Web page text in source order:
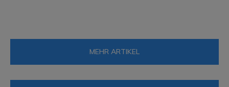
MEHR ARTIKEL